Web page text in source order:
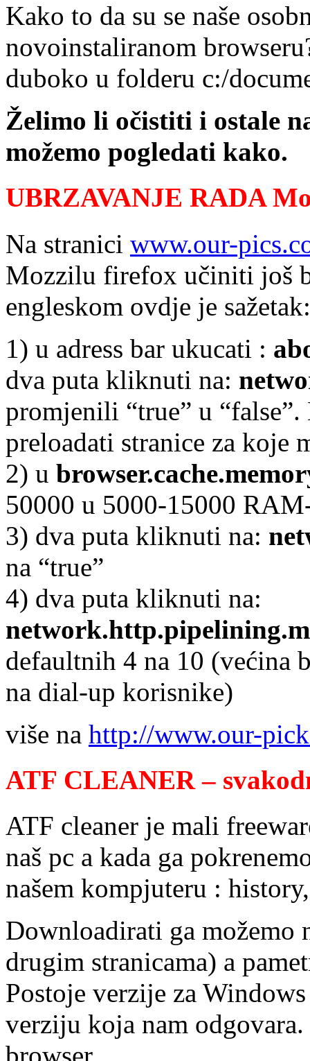
Kako to da su se naše
novoinstaliranom
duboko u folderu c:/
Želimo li očistiti i ostale
možemo pogledati kako.
UBRZAVANJE RADA
Na stranici www.our-
Mozzilu firefox učiniti još
engleskom ovdje je sažetak:
1) u adress bar ukucati :
dva puta kliknuti na:
promjenili “true” u
preloadati stranice za
2) u
50000 u 5000-15000
3) dva puta kliknuti na:
na “true”
4) dva puta kliknuti na:
defaultnih 4 na 10 (većina
na dial-up korisnike)
više na http://www.our-
ATF CLEANER –
ATF cleaner je mali
naš pc a kada ga
našem kompjuteru :
Downloadirati ga možemo
drugim stranicama) a
Postoje verzije za
verziju koja nam